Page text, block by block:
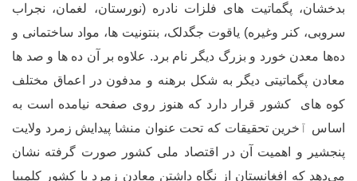
پگماتیت های فلزات نادره (نورستان، لغمان، نجراب
کنر وغیره) یاقوت جگدلک، بنتونیت ها مواد ساختمانی و
معدن خورد و بزرگ دیگر نام برد. علاوه بر آن ده ها و صد ها
پگماتیتی دیگر به شکل برهنه و مدفون در اعماق مختلف
های کشور قرار دارد که هنوز روی صفحه نیامده است به
آ خرین تحقیقات که تحت عنوان منشا پیدایش زمرد ولایت
و اهمیت آن در اقتصاد ملی کشور صورت گرفته نشان
که افغانستان از نگاه داشتن معادن زمرد با کشور کلمبیا